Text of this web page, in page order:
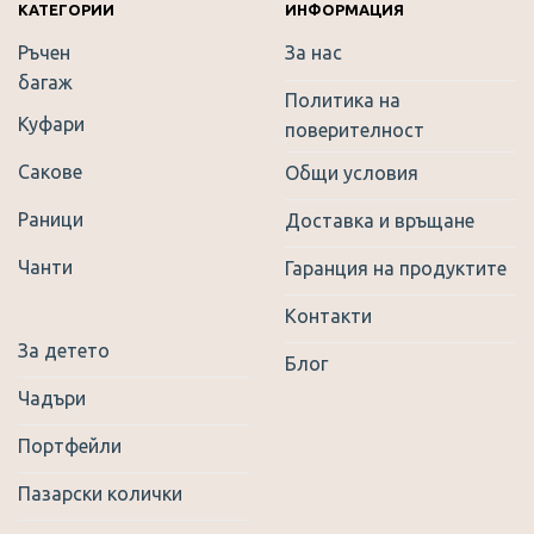
КАТЕГОРИИ
Ръчен
багаж
Куфари
Сакове
Раници
Чанти
За детето
Чадъри
Портфейли
Пазарски колички
ИНФОРМАЦИЯ
За нас
Политика на
поверителност
Общи условия
Доставка и връщане
Гаранция на продуктите
Контакти
Блог